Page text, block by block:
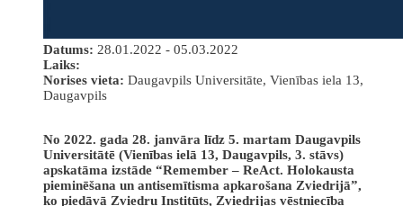
Datums: 28.01.2022 - 05.03.2022
Laiks:
Norises vieta: Daugavpils Universitāte, Vienības iela 13,
Daugavpils
No 2022. gada 28. janvāra līdz 5. martam Daugavpils
Universitātē (Vienības ielā 13, Daugavpils, 3. stāvs)
apskatāma izstāde “Remember – ReAct. Holokausta
pieminēšana un antisemītisma apkarošana Zviedrijā”,
ko piedāvā Zviedru Institūts, Zviedrijas vēstniecība